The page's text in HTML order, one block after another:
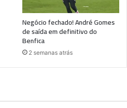
Negócio fechado! André Gomes
de saída em definitivo do
Benfica
2 semanas atrás